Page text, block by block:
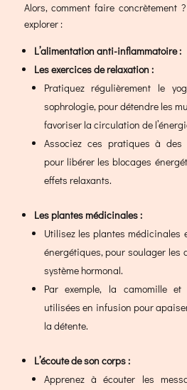
Alors, comment faire concrètement
explorer :
L’alimentation anti-inflammatoire :
Les exercices de relaxation :
Pratiquez régulièrement le
sophrologie, pour détendre les
favoriser la circulation de
Associez ces pratiques à des
pour libérer les blocages
effets relaxants.
Les plantes médicinales :
Utilisez les plantes médicinales
énergétiques, pour soulager les
système hormonal.
Par exemple, la camomille
utilisées en infusion pour
la détente.
L’écoute de son corps :
Apprenez à écouter les